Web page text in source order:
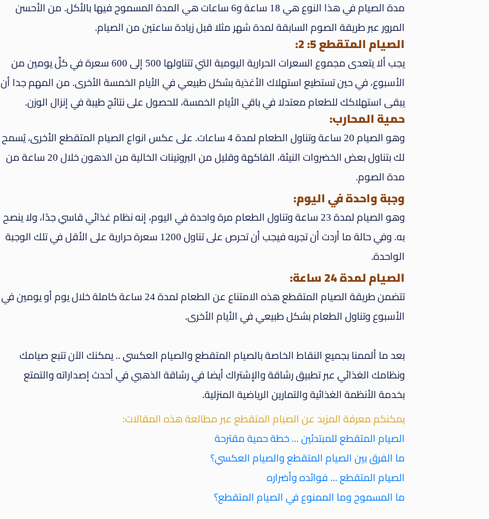
مدة الصيام في هذا النوع هي 18 ساعة و6 ساعات هي المدة المسموح فيها بالأكل. من الأحسن
المرور عبر طريقة الصوم السابقة لمدة شهر مثلا قبل زيادة ساعتين من الصيام.
الصيام المتقطع 5: 2:
يجب ألا يتعدى مجموع السعرات الحرارية اليومية التي تتناولها 500 إلى 600 سعرة في كلِّ يومين من
الأسبوع، في حين تستطيع استهلاك الأغذية بشكل طبيعي في الأيام الخمسة الأخرى. من المهم جدا أن
يبقى استهلاكك للطعام معتدلا في باقي الأيام الخمسة، للحصول على نتائج طيبة في إنزال الوزن.
حمية المحارب:
وهو الصيام 20 ساعة وتناول الطعام لمدة 4 ساعات. على عكس انواع الصيام المتقطع الأخرى، يُسمح
لك بتناول بعض الخضروات النيئة، الفاكهة وقليل من البروتينات الخالية من الدهون خلال 20 ساعة من
مدة الصوم.
وجبة واحدة في اليوم:
وهو الصيام لمدة 23 ساعة وتناول الطعام مرة واحدة في اليوم، إنه نظام غذائي قاسي جدًا، ولا ينصح
به. وفي حالة ما أردت أن تجربه فيجب أن تحرص على تناول 1200 سعرة حرارية على الأقل في تلك الوجبة
الواحدة.
الصيام لمدة 24 ساعة:
تتضمن طريقة الصيام المتقطع هذه الامتناع عن الطعام لمدة 24 ساعة كاملة خلال يوم أو يومين في
الأسبوع وتناول الطعام بشكل طبيعي في الأيام الأخرى.
بعد ما ألممنا بجميع النقاط الخاصة بالصيام المتقطع والصيام العكسي .. يمكنك الآن تتبع صيامك
ونظامك الغذائي عبر تطبيق رشاقة والإشتراك أيضا في رشاقة الذهبي في أحدث إصداراته والتمتع
بخدمة الأنظمة الغذائية والتمارين الرياضية المنزلية.
يمكنكم معرفة المزيد عن الصيام المتقطع عبر مطالعة هذه المقالات:
الصيام المتقطع للمبتدئين ... خطة حمية مقترحة
ما الفرق بين الصيام المتقطع والصيام العكسي؟
الصيام المتقطع ... فوائده وأضراره
ما المسموح وما الممنوع في الصيام المتقطع؟